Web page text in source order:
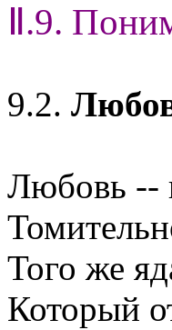
Ⅱ.9.
9.2.
Любовь --
Того же
Который